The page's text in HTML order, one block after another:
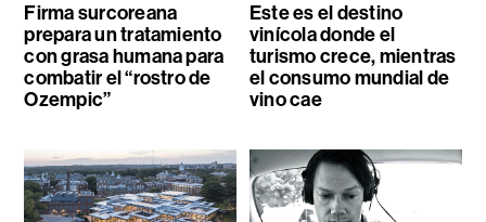
Firma surcoreana
prepara un tratamiento
con grasa humana para
combatir el “rostro de
Ozempic”
Este es el destino
vinícola donde el
turismo crece, mientras
el consumo mundial de
vino cae